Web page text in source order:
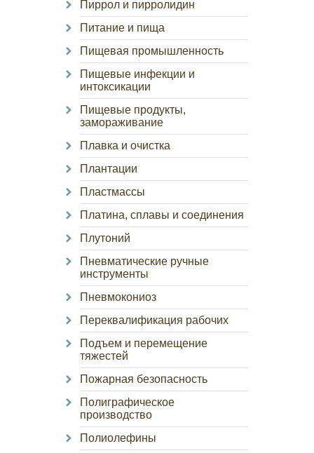
Пиррол и пирролидин
Питание и пища
Пищевая промышленность
Пищевые инфекции и
интоксикации
Пищевые продукты,
замораживание
Плавка и очистка
Плантации
Пластмассы
Платина, сплавы и соединения
Плутоний
Пневматические ручные
инструменты
Пневмокониоз
Переквалификация рабочих
Подъем и перемещение
тяжестей
Пожарная безопасность
Полиграфическое
производство
Полиолефины